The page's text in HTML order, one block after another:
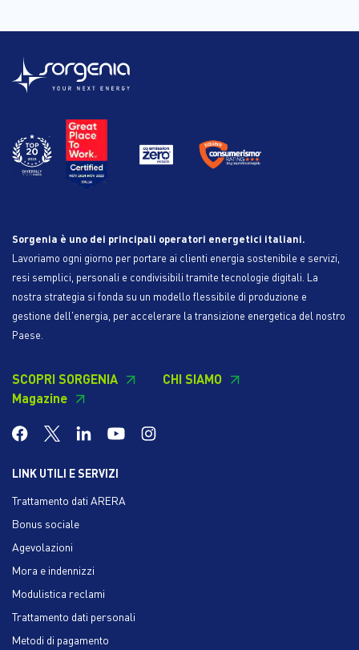
Sorgenia è uno dei principali operatori energetici italiani.
Lavoriamo ogni giorno per portare ai clienti energia sostenibile e servizi,
resi semplici, personali e condivisibili tramite tecnologie digitali. La
nostra strategia si fonda su un modello flessibile di produzione e
gestione dell'energia, per accelerare la transizione energetica del nostro
Paese.
SCOPRI SORGENIA
CHI SIAMO
Magazine
LINK UTILI E SERVIZI
Trattamento dati ARERA
Bonus sociale
Agevolazioni
Mora e indennizzi
Modulistica reclami
Trattamento dati personali
Metodi di pagamento